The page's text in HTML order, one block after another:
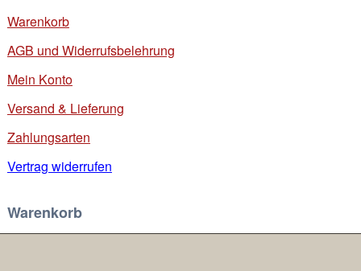
Warenkorb
AGB und Widerrufsbelehrung
Mein Konto
Versand & Lieferung
Zahlungsarten
Vertrag widerrufen
Warenkorb